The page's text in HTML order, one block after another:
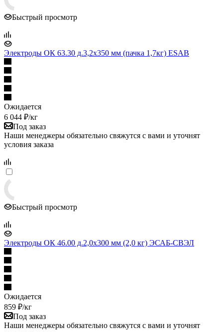
Быстрый просмотр
Электроды ОК 63.30 д.3,2x350 мм (пачка 1,7кг) ESAB
Ожидается
6 044 ₽/кг
Под заказ
Наши менеджеры обязательно свяжутся с вами и уточнят
условия заказа
Быстрый просмотр
Электроды ОК 46.00 д.2,0х300 мм (2,0 кг) ЭСАБ-СВЭЛ
Ожидается
859 ₽/кг
Под заказ
Наши менеджеры обязательно свяжутся с вами и уточнят